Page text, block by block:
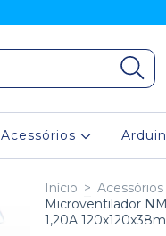
Acessórios
Início > Acessórios
Microventilador
1,20A